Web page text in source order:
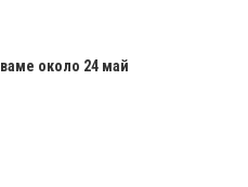
около 24 май